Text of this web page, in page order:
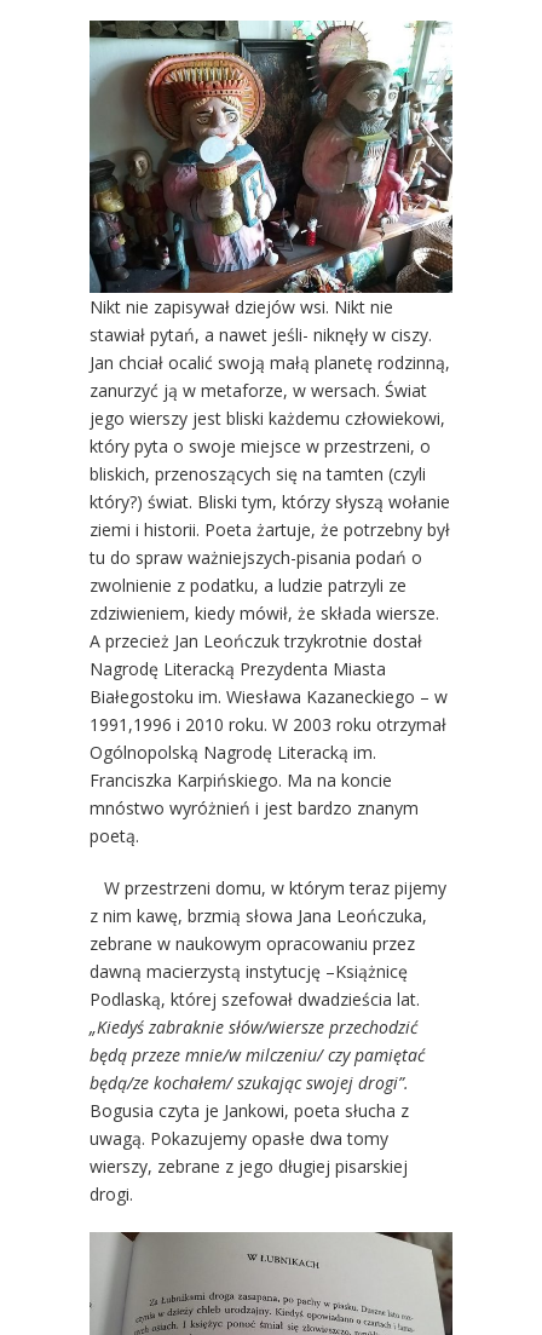
Nikt nie zapisywał dziejów wsi. Nikt nie
stawiał pytań, a nawet jeśli- niknęły w ciszy.
Jan chciał ocalić swoją małą planetę rodzinną,
zanurzyć ją w metaforze, w wersach. Świat
jego wierszy jest bliski każdemu człowiekowi,
który pyta o swoje miejsce w przestrzeni, o
bliskich, przenoszących się na tamten (czyli
który?) świat. Bliski tym, którzy słyszą wołanie
ziemi i historii. Poeta żartuje, że potrzebny był
tu do spraw ważniejszych-pisania podań o
zwolnienie z podatku, a ludzie patrzyli ze
zdziwieniem, kiedy mówił, że składa wiersze.
A przecież Jan Leończuk trzykrotnie dostał
Nagrodę Literacką Prezydenta Miasta
Białegostoku im. Wiesława Kazaneckiego – w
1991,1996 i 2010 roku. W 2003 roku otrzymał
Ogólnopolską Nagrodę Literacką im.
Franciszka Karpińskiego. Ma na koncie
mnóstwo wyróżnień i jest bardzo znanym
poetą.
W przestrzeni domu, w którym teraz pijemy
z nim kawę, brzmią słowa Jana Leończuka,
zebrane w naukowym opracowaniu przez
dawną macierzystą instytucję –Książnicę
Podlaską, której szefował dwadzieścia lat.
„Kiedyś zabraknie słów/wiersze przechodzić
będą przeze mnie/w milczeniu/ czy pamiętać
będą/ze kochałem/ szukając swojej drogi”.
Bogusia czyta je Jankowi, poeta słucha z
uwagą. Pokazujemy opasłe dwa tomy
wierszy, zebrane z jego długiej pisarskiej
drogi.